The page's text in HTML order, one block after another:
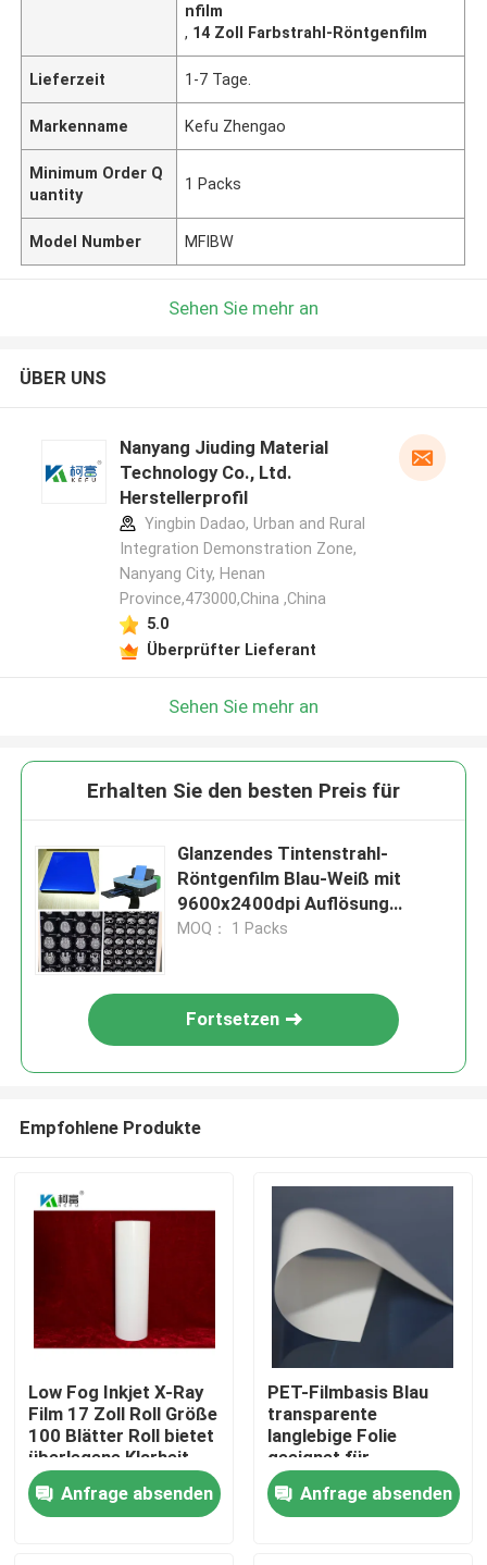
Startseite
Produkte
nfilm
, 14 Zoll Farbstrahl-Röntgenfilm
Lieferzeit 1-7 Tage.
Markenname Kefu Zhengao
Minimum Order Q
uantity
1 Packs
Model Number MFIBW
Sehen Sie mehr an
ÜBER UNS
Nanyang Jiuding Material
Technology Co., Ltd.
Herstellerprofil
Yingbin Dadao, Urban and Rural
Integration Demonstration Zone,
Nanyang City, Henan
Province,473000,China ,China
5.0
Überprüfter Lieferant
Sehen Sie mehr an
Erhalten Sie den besten Preis für
Glanzendes Tintenstrahl-
Röntgenfilm Blau-Weiß mit
9600x2400dpi Auflösung
Langlebigkeit
MOQ： 1 Packs
Fortsetzen
Empfohlene Produkte
Low Fog Inkjet X-Ray
Film 17 Zoll Roll Größe
100 Blätter Roll bietet
überlegene Klarheit
und Detail für
radiographische
Bildgebung
Anfrage absenden
PET-Filmbasis Blau
transparente
langlebige Folie
geeignet für
industrielle
Verpackungs- und
Druckanwendungen
Anfrage absenden